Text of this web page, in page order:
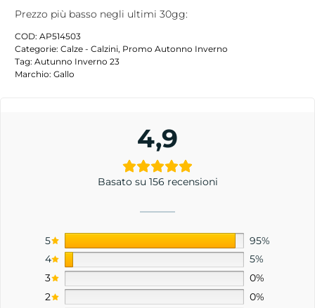
Prezzo più basso negli ultimi 30gg:
COD: AP514503
Categorie: Calze - Calzini, Promo Autonno Inverno
Tag: Autunno Inverno 23
Marchio: Gallo
4,9
Basato su 156 recensioni
5
95%
4
5%
3
0%
2
0%